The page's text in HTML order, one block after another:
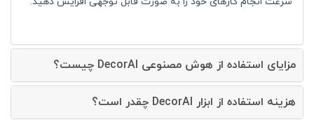
مزایای استفاده از هوش مصنوعی DecorAI چیست؟
هزینه استفاده از ابزار DecorAI چقدر است؟